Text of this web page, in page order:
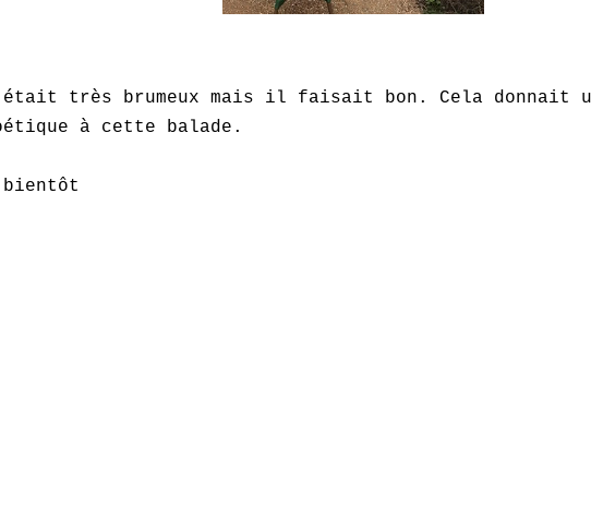
très brumeux mais il faisait bon. Cela donnait
à cette balade.
bientôt